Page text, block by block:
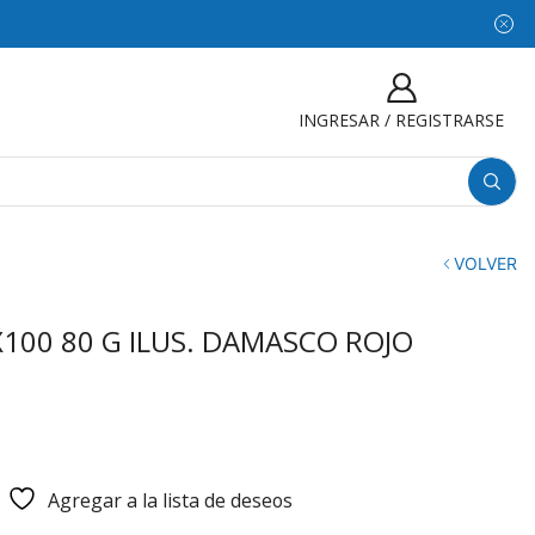
INGRESAR / REGISTRARSE
VOLVER
80 G ILUS. DAMASCO ROJO
Agregar a la lista de deseos